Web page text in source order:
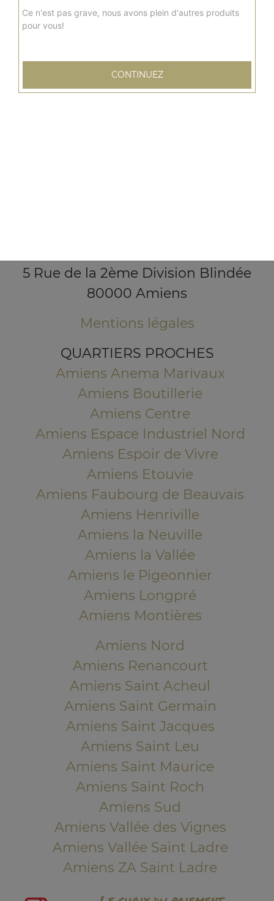
5 Rue de la 2ème Division Blindée
80000 Amiens
Mentions légales
QUARTIERS PROCHES
Amiens Anema Marivaux
Amiens Boutillerie
Amiens Centre
Amiens Espace Industriel Nord
Amiens Espoir de Vivre
Amiens Etouvie
Amiens Faubourg de Beauvais
Amiens Henriville
Amiens la Neuville
Amiens la Vallée
Amiens le Pigeonnier
Amiens Longpré
Amiens Montières
Amiens Nord
Amiens Renancourt
Amiens Saint Acheul
Amiens Saint Germain
Amiens Saint Jacques
Amiens Saint Leu
Amiens Saint Maurice
Amiens Saint Roch
Amiens Sud
Amiens Vallée des Vignes
Amiens Vallée Saint Ladre
Amiens ZA Saint Ladre
Ce n'est pas grave, nous avons plein d'autres produits
pour vous!
CONTINUEZ